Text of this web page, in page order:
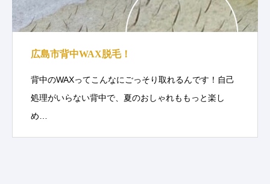
広島市背中WAX脱毛！
背中のWAXってこんなにごっそり取れるんです！自己
処理がいらない背中で、夏のおしゃれももっと楽し
め…